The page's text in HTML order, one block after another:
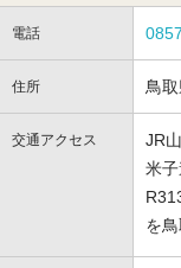
電話
住所 鳥
交通アクセス
JR
米
を